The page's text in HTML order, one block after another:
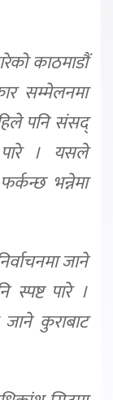
काठमाडौं
सम्मेलनमा
पनि संसद्
पारे । यसले
भन्नेमा
जाने
स्पष्ट पारे ।
कुराबाट